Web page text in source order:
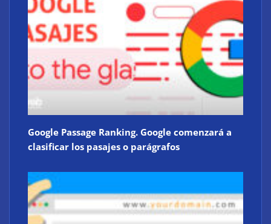
Google Passage Ranking. Google comenzará a
clasificar los pasajes o parágrafos